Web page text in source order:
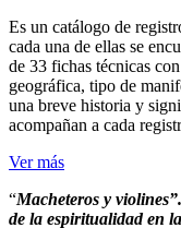
Es un catálogo de
cada una de ellas se
de 33 fichas técnicas
geográfica, tipo de
una breve historia y
acompañan a cada
Ver más
“Macheteros y
de la espiritualidad en